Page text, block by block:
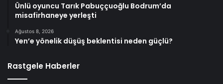
Ünlü oyuncu Tarık Pabuççuoğlu Bodrum’da
misafirhaneye yerleşti
Ağustos 8, 2026
Yen’e yönelik düşüş beklentisi neden güçlü?
Rastgele Haberler